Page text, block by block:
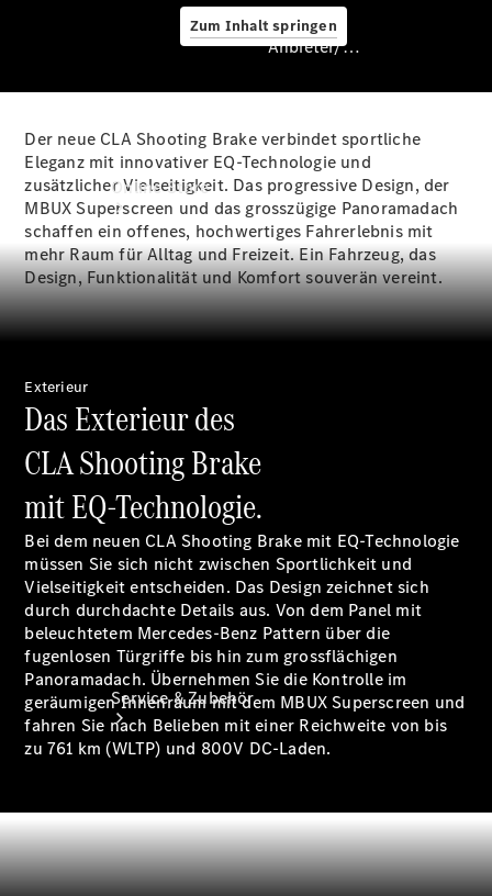
Zum Inhalt springen
Anbieter/Datenschutz
Online Store
Fahrzeugzubehör
Digitale
Extras
Service & Zubehör
Anbieter/Datenschutz
Der neue CLA Shooting Brake verbindet sportliche
Eleganz mit innovativer EQ-Technologie und
zusätzlicher Vielseitigkeit. Das progressive Design, der
MBUX Superscreen und das grosszügige Panoramadach
schaffen ein offenes, hochwertiges Fahrerlebnis mit
mehr Raum für Alltag und Freizeit. Ein Fahrzeug, das
Design, Funktionalität und Komfort souverän vereint.
Exterieur
Das Exterieur des
CLA Shooting Brake
mit EQ-Technologie.
Bei dem neuen CLA Shooting Brake mit EQ-Technologie
müssen Sie sich nicht zwischen Sportlichkeit und
Vielseitigkeit entscheiden. Das Design zeichnet sich
durch durchdachte Details aus. Von dem Panel mit
beleuchtetem Mercedes-Benz Pattern über die
fugenlosen Türgriffe bis hin zum grossflächigen
Panoramadach. Übernehmen Sie die Kontrolle im
geräumigen Innenraum mit dem MBUX Superscreen und
fahren Sie nach Belieben mit einer Reichweite von bis
zu 761 km (WLTP) und 800V DC-Laden.